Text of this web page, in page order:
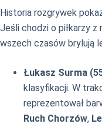
Historia rozgrywek
Jeśli chodzi o piłkarzy
wszech czasów brylują
Łukasz Surma
klasyfikacji. W
reprezentował
Ruch Chorzów,